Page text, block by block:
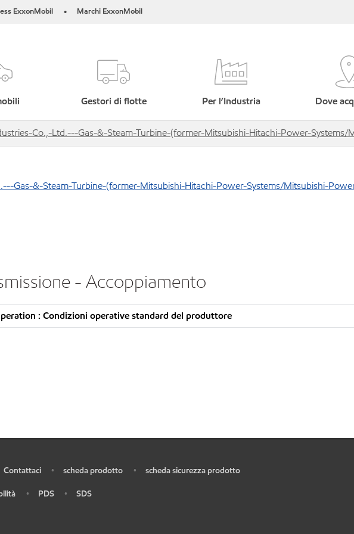
ExxonMobil • Marchi ExxonMobil
Gestori di flotte Per l’Industria Dove
Co.,-Ltd.---Gas-&-Steam-Turbine-(former-Mitsubishi-Hitachi-Power-Systems/
Gas-&-Steam-Turbine-(former-Mitsubishi-Hitachi-Power-Systems/Mitsubishi-
- Accoppiamento
: Condizioni operative standard del produttore
Contattaci • scheda prodotto • scheda sicurezza prodotto
• PDS • SDS